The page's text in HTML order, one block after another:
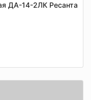
ДА-14-2ЛК Ресанта